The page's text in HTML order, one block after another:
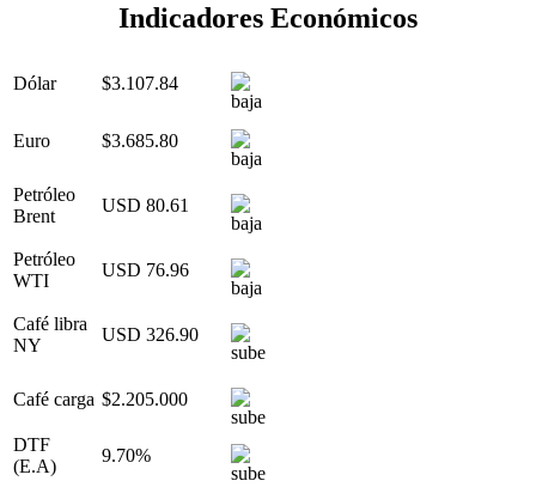
Indicadores Económicos
Dólar $3.107.84
Euro $3.685.80
Petróleo
Brent
USD 80.61
Petróleo
WTI
USD 76.96
Café libra
NY
USD 326.90
Café carga $2.205.000
DTF
(E.A)
9.70%